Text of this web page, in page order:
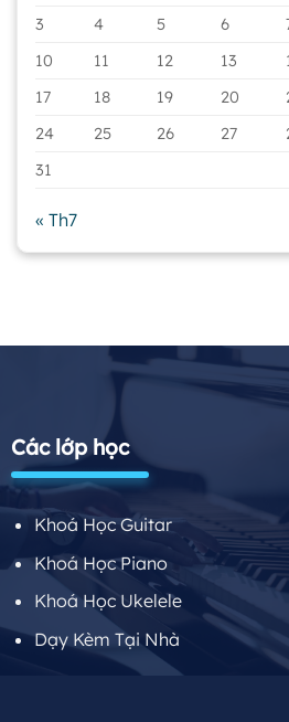
3
4 5 6
10
11 12 13
17
18 19 20
24
25 26 27
31
« Th7
Các lớp học
Khoá Học Guitar
Khoá Học Piano
Khoá Học Ukelele
Dạy Kèm Tại Nhà